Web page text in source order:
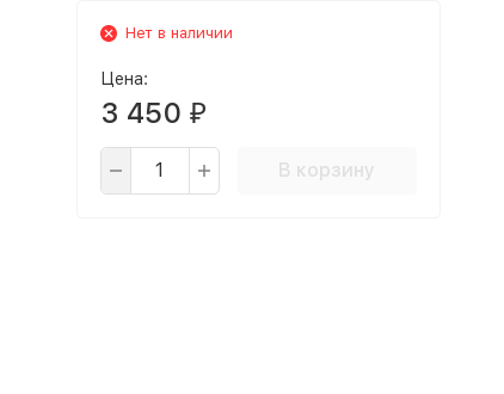
Нет в наличии
Цена:
3 450 ₽
В корзину